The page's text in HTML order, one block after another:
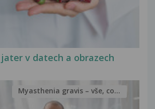
v datech a obrazech
Myasthenia gravis – vše, co...